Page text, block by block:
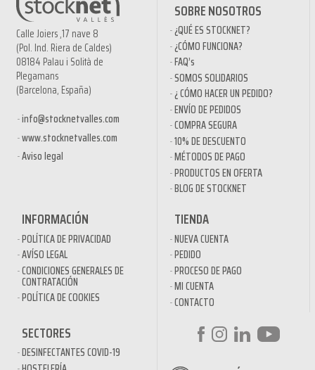
Calle Joiers ,17 nave 8
(Pol. Ind. Riera de Caldes)
08184 Palau i Solità de
Plegamans
(Barcelona, España)
info@stocknetvalles.com
www.stocknetvalles.com
Aviso legal
SOBRE NOSOTROS
¿QUÉ ES STOCKNET?
¿CÓMO FUNCIONA?
FAQ’s
SOMOS SOLIDARIOS
¿ CÓMO HACER UN PEDIDO?
ENVÍO DE PEDIDOS
COMPRA SEGURA
10% DE DESCUENTO
MÉTODOS DE PAGO
PRODUCTOS EN OFERTA
BLOG DE STOCKNET
INFORMACIÓN
POLÍTICA DE PRIVACIDAD
AVÍSO LEGAL
CONDICIONES GENERALES DE
CONTRATACIÓN
POLÍTICA DE COOKIES
TIENDA
NUEVA CUENTA
PEDIDO
PROCESO DE PAGO
MI CUENTA
CONTACTO
SECTORES
DESINFECTANTES COVID-19